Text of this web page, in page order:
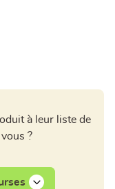
à leur liste de
?